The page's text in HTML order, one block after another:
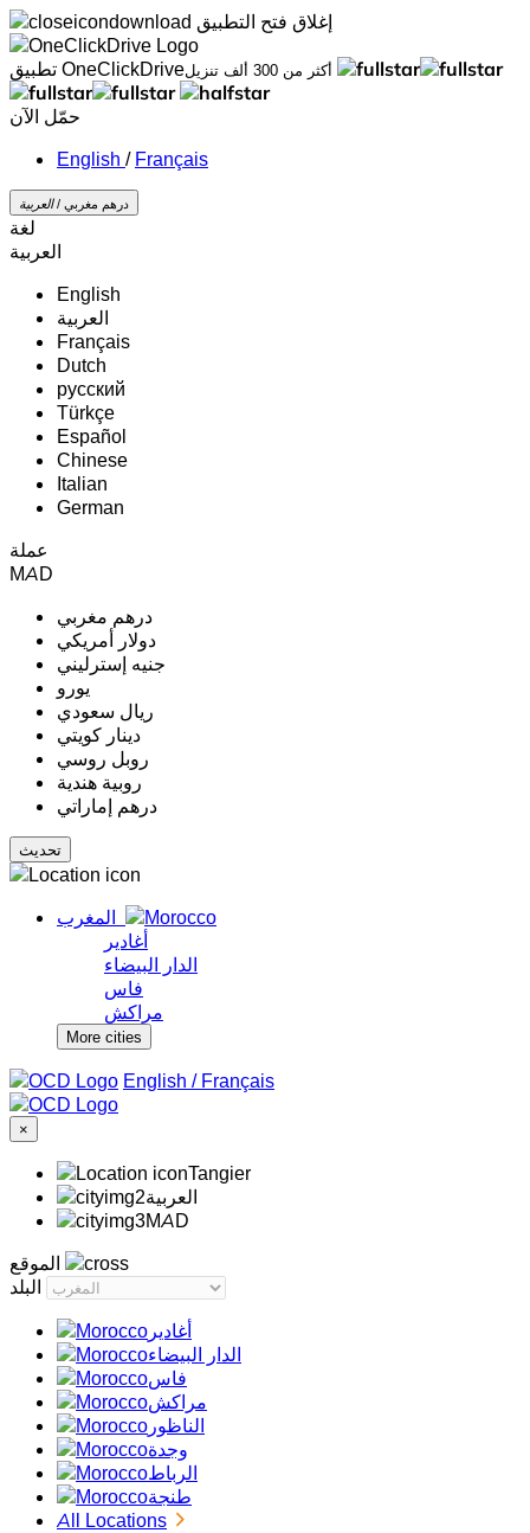
إغلاق فتح التطبيق
تطبيق OneClickDrive
أكثر من 300 ألف تنزيل
حمّل الآن
/ Français
درهم مغربي /‏العربية‏
لغة
‏العربية‏
English
‏العربية‏
Français
Dutch
русский
Türkçe
Español
Chinese
Italian
German
عملة
MAD
درهم مغربي
دولار أمريكي
جنيه إسترليني
يورو
ريال سعودي
دينار كويتي
روبل روسي
روبية هندية
درهم إماراتي
المغرب
أغادير
الدار البيضاء
فاس
مراكش
More cities
/ Français
×
Tangier
‏العربية‏
MAD
أغادير
الدار البيضاء
فاس
مراكش
الناظور
وجدة
الرباط
طنجة
All Locations